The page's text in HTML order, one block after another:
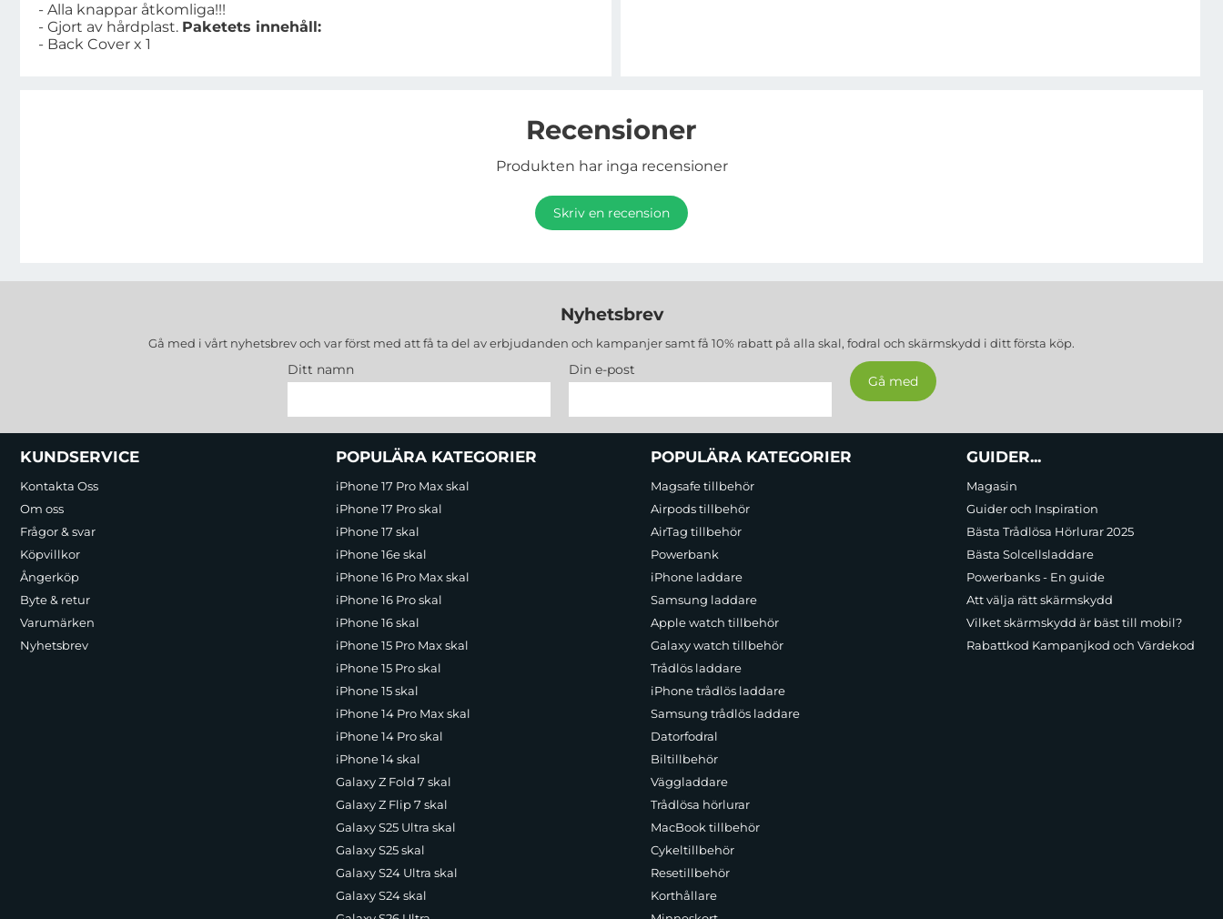
- Alla knappar åtkomliga!!!
- Gjort av hårdplast. Paketets innehåll:
- Back Cover x 1
Recensioner
Produkten har inga recensioner
Skriv en recension
Nyhetsbrev
Gå med i vårt nyhetsbrev och var först med att få ta del av erbjudanden och kampanjer samt få 10% rabatt på alla skal, fodral och skärmskydd i ditt första köp.
Ditt namn Din e-post
Sidfot Blandad info och länkar
KUNDSERVICE
Kontakta Oss
Om oss
Frågor & svar
Köpvillkor
Ångerköp
Byte & retur
Varumärken
Nyhetsbrev
POPULÄRA KATEGORIER
iPhone 17 Pro Max skal
iPhone 17 Pro skal
iPhone 17 skal
iPhone 16e skal
iPhone 16 Pro Max skal
iPhone 16 Pro skal
iPhone 16 skal
iPhone 15 Pro Max skal
iPhone 15 Pro skal
iPhone 15 skal
iPhone 14 Pro Max skal
iPhone 14 Pro skal
iPhone 14 skal
Galaxy Z Fold 7 skal
Galaxy Z Flip 7 skal
Galaxy S25 Ultra skal
Galaxy S25 skal
Galaxy S24 Ultra skal
Galaxy S24 skal
POPULÄRA KATEGORIER
Magsafe tillbehör
Airpods tillbehör
AirTag tillbehör
Powerbank
iPhone laddare
Samsung laddare
Apple watch tillbehör
Galaxy watch tillbehör
Trådlös laddare
iPhone trådlös laddare
Samsung trådlös laddare
Datorfodral
Biltillbehör
Väggladdare
Trådlösa hörlurar
MacBook tillbehör
Cykeltillbehör
Resetillbehör
Korthållare
GUIDER...
Magasin
Guider och Inspiration
Bästa Trådlösa Hörlurar 2025
Bästa Solcellsladdare
Powerbanks - En guide
Att välja rätt skärmskydd
Vilket skärmskydd är bäst till mobil?
Rabattkod Kampanjkod och Värdekod